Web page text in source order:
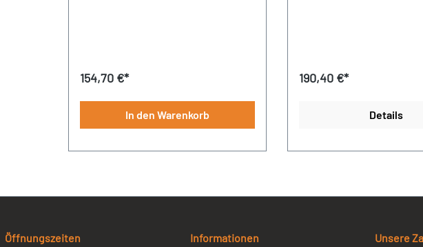
Regulärer Preis:
154,70 €*
In den Warenkorb
Kühlsystem entleeren,
neues Kühlmittel
Regulärer Preis:
190,40 €*
Details
Öffnungszeiten Informationen Unsere